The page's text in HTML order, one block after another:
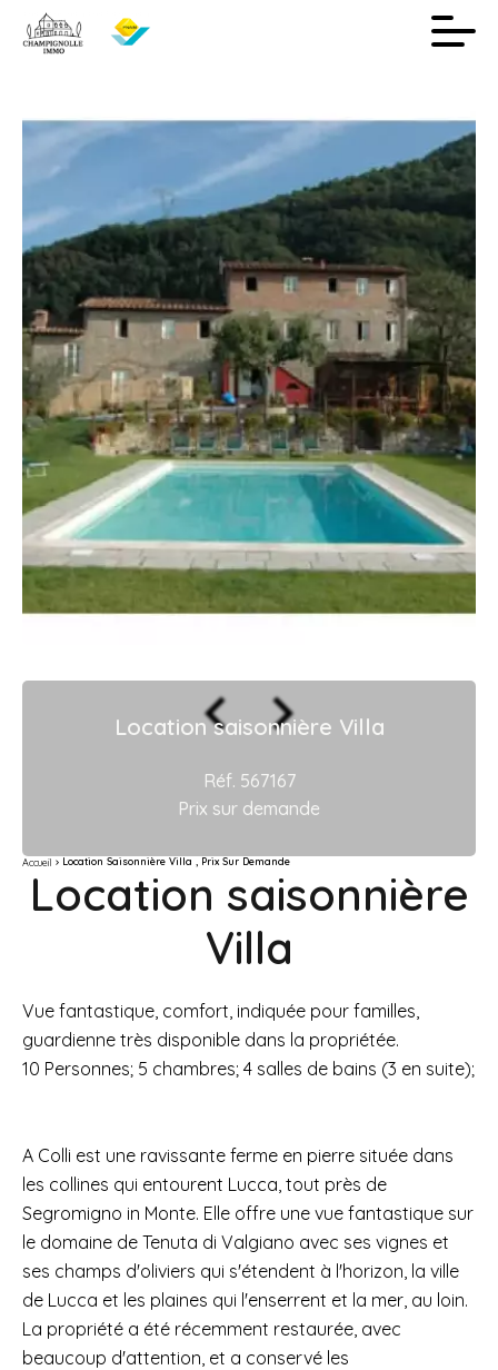
Location saisonnière Villa
Réf. 567167
Prix sur demande
Accueil Location Saisonnière Villa , Prix Sur Demande
Location saisonnière
Villa
Vue fantastique, comfort, indiquée pour familles,
guardienne très disponible dans la propriétée.
10 Personnes; 5 chambres; 4 salles de bains (3 en suite);
A Colli est une ravissante ferme en pierre située dans
les collines qui entourent Lucca, tout près de
Segromigno in Monte. Elle offre une vue fantastique sur
le domaine de Tenuta di Valgiano avec ses vignes et
ses champs d'oliviers qui s'étendent à l'horizon, la ville
de Lucca et les plaines qui l'enserrent et la mer, au loin.
La propriété a été récemment restaurée, avec
beaucoup d'attention, et a conservé les